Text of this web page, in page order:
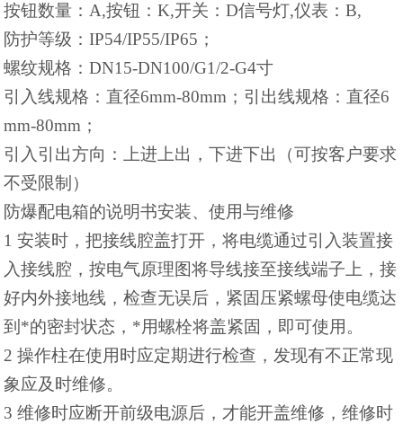
按钮数量：A,按钮：K,开关：D信号灯,仪表：B,
防护等级：IP54/IP55/IP65；
螺纹规格：DN15-DN100/G1/2-G4寸
引入线规格：直径6mm-80mm；引出线规格：直径6
mm-80mm；
引入引出方向：上进上出，下进下出（可按客户要求
不受限制）
防爆配电箱的说明书安装、使用与维修
1 安装时，把接线腔盖打开，将电缆通过引入装置接
入接线腔，按电气原理图将导线接至接线端子上，接
好内外接地线，检查无误后，紧固压紧螺母使电缆达
到*的密封状态，*用螺栓将盖紧固，即可使用。
2 操作柱在使用时应定期进行检查，发现有不正常现
象应及时维修。
3 维修时应断开前级电源后，才能开盖维修，维修时